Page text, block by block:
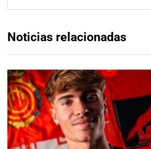
Noticias relacionadas